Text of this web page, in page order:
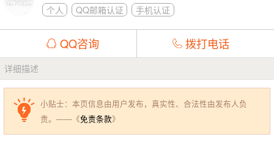
个人
QQ邮箱认证 手机认证
QQ咨询 拨打电话
详细描述
小贴士：本页信息由用户发布，真实性、合法性由发布人负
责。——《免责条款》